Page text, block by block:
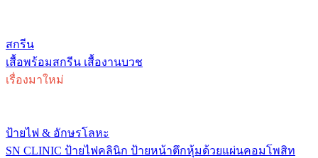
สกรีน
เสื้อพร้อมสกรีน เสื้องานบวช
เรื่องมาใหม่
ป้ายไฟ & อักษรโลหะ
SN CLINIC ป้ายไฟคลินิก ป้ายหน้าตึกหุ้มด้วยแผ่นคอมโพสิท